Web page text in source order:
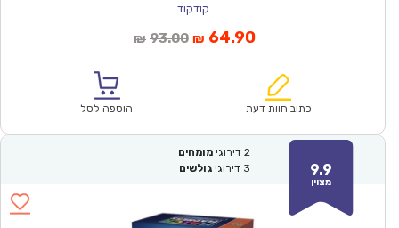
קודקוד
₪ 93.00המחיר
₪93.00.
₪ 64.90המחיר
הוא:
כתוב חוות דעת הוספה לסל
9.9
מצוין
2 דירוגי מומחים
3 דירוגי גולשים